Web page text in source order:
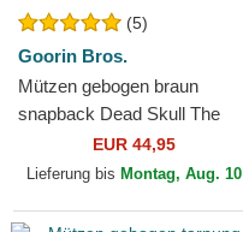
(5)
Goorin Bros.
Mützen gebogen braun
snapback Dead Skull The
Farm Goorin Bros.
EUR 44,95
Lieferung bis Montag, Aug. 10